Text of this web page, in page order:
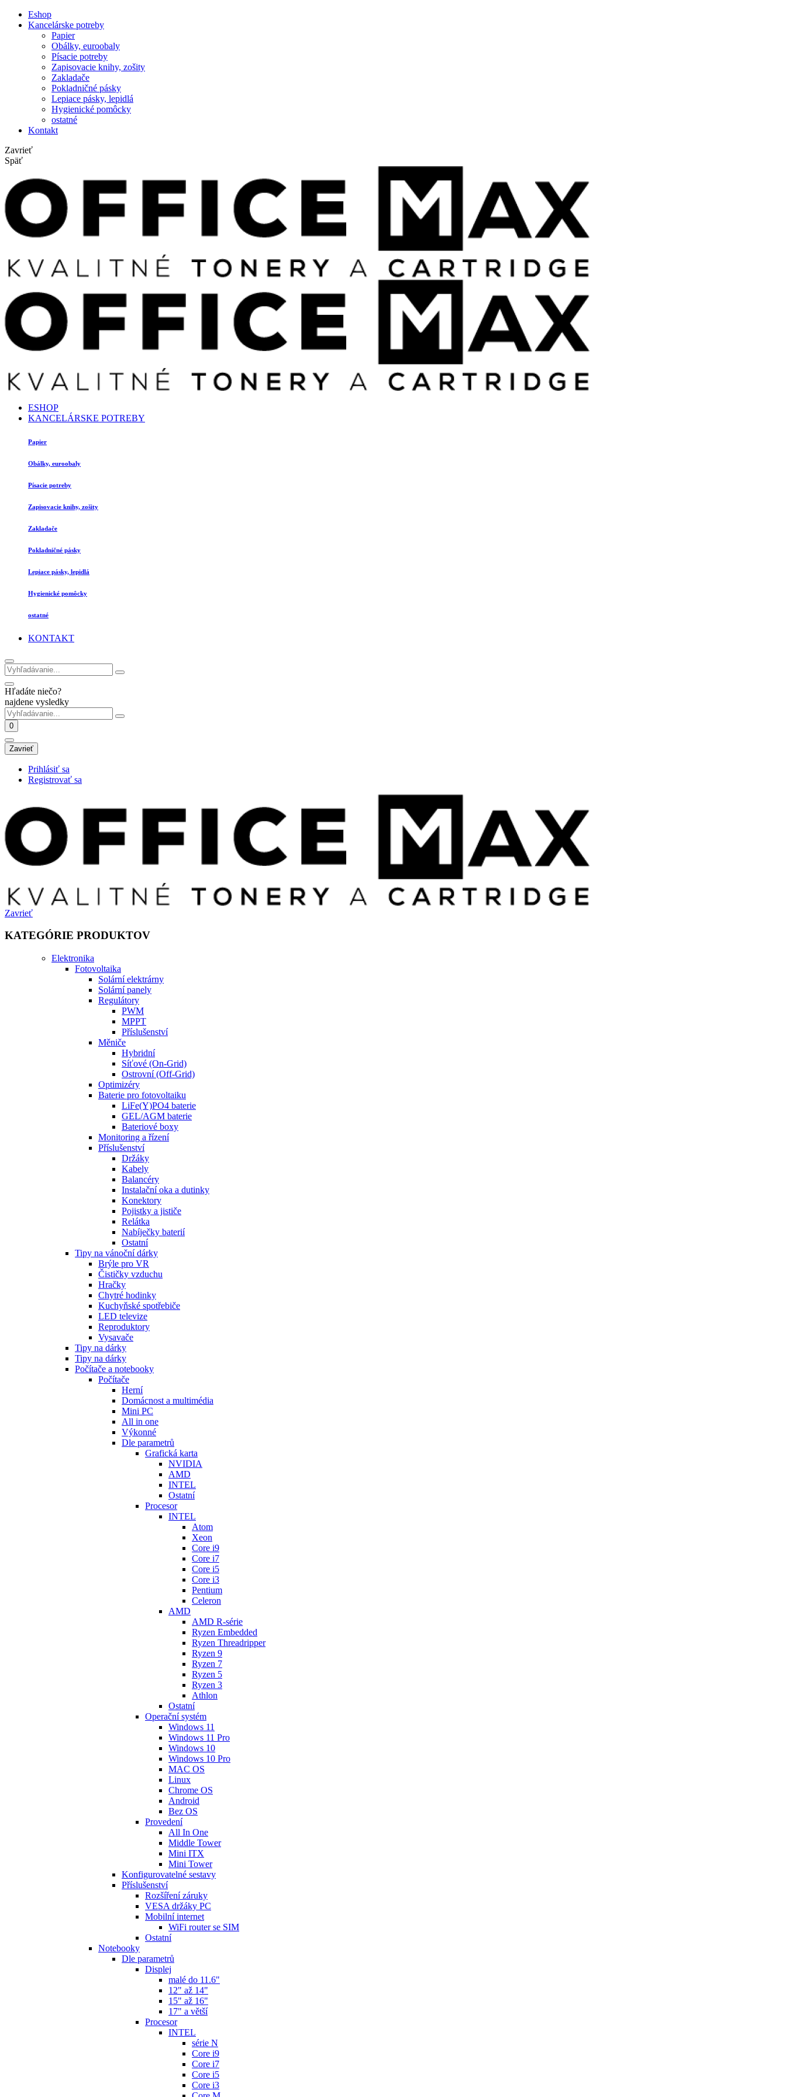
Eshop
Kancelárske potreby
Papier
Obálky, euroobaly
Písacie potreby
Zapisovacie knihy, zošity
Zakladače
Pokladničné pásky
Lepiace pásky, lepidlá
Hygienické pomôcky
ostatné
Kontakt
Zavrieť
Späť
ESHOP
KANCELÁRSKE POTREBY
Papier
Obálky, euroobaly
Písacie potreby
Zapisovacie knihy, zošity
Zakladače
Pokladničné pásky
Lepiace pásky, lepidlá
Hygienické pomôcky
ostatné
KONTAKT
Hľadáte niečo?
najdene vysledky
0
Zavrieť
Prihlásiť sa
Registrovať sa
Zavrieť
KATEGÓRIE PRODUKTOV
Elektronika
Fotovoltaika
Solární elektrárny
Solární panely
Regulátory
PWM
MPPT
Příslušenství
Měniče
Hybridní
Síťové (On-Grid)
Ostrovní (Off-Grid)
Optimizéry
Baterie pro fotovoltaiku
LiFe(Y)PO4 baterie
GEL/AGM baterie
Bateriové boxy
Monitoring a řízení
Příslušenství
Držáky
Kabely
Balancéry
Instalační oka a dutinky
Konektory
Pojistky a jističe
Relátka
Nabíječky baterií
Ostatní
Tipy na vánoční dárky
Brýle pro VR
Čističky vzduchu
Hračky
Chytré hodinky
Kuchyňské spotřebiče
LED televize
Reproduktory
Vysavače
Tipy na dárky
Tipy na dárky
Počítače a notebooky
Počítače
Herní
Domácnost a multimédia
Mini PC
All in one
Výkonné
Dle parametrů
Grafická karta
NVIDIA
AMD
INTEL
Ostatní
Procesor
INTEL
Atom
Xeon
Core i9
Core i7
Core i5
Core i3
Pentium
Celeron
AMD
AMD R-série
Ryzen Embedded
Ryzen Threadripper
Ryzen 9
Ryzen 7
Ryzen 5
Ryzen 3
Athlon
Ostatní
Operační systém
Windows 11
Windows 11 Pro
Windows 10
Windows 10 Pro
MAC OS
Linux
Chrome OS
Android
Bez OS
Provedení
All In One
Middle Tower
Mini ITX
Mini Tower
Konfigurovatelné sestavy
Příslušenství
Rozšíření záruky
VESA držáky PC
Mobilní internet
WiFi router se SIM
Ostatní
Notebooky
Dle parametrů
Displej
malé do 11.6"
12" až 14"
15" až 16"
17" a větší
Procesor
INTEL
série N
Core i9
Core i7
Core i5
Core i3